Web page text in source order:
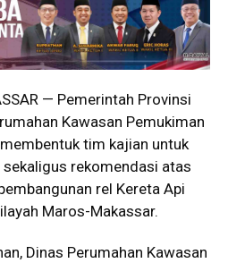
— Pemerintah Provinsi
Kawasan Pemukiman
tim kajian untuk
rekomendasi atas
rel Kereta Api
Maros-Makassar.
Dinas Perumahan Kawasan